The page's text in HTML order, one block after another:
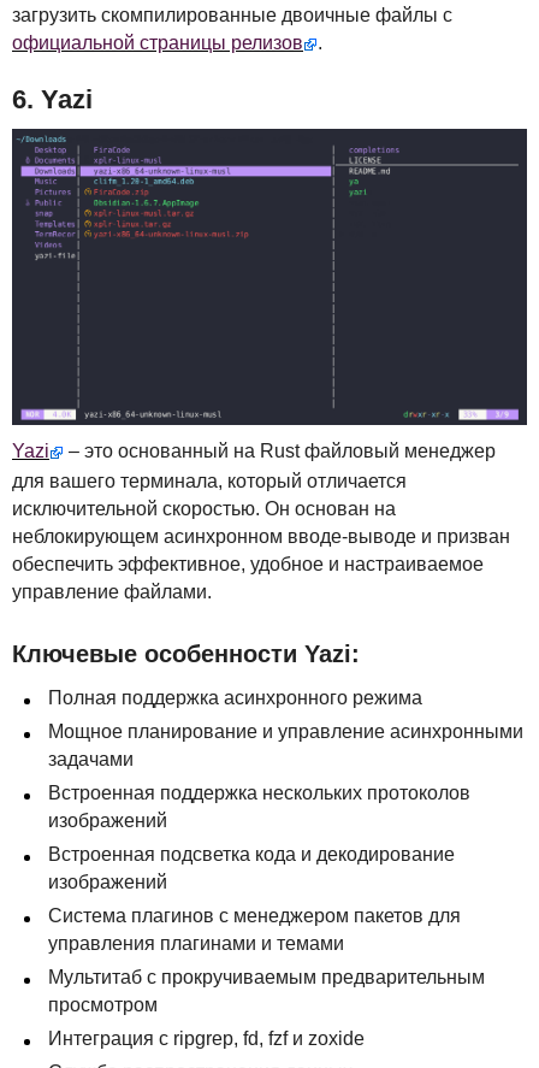
загрузить скомпилированные двоичные файлы с
официальной страницы релизов
.
6. Yazi
Yazi
– это основанный на Rust файловый менеджер
для вашего терминала, который отличается
исключительной скоростью. Он основан на
неблокирующем асинхронном вводе-выводе и призван
обеспечить эффективное, удобное и настраиваемое
управление файлами.
Ключевые особенности Yazi:
Полная поддержка асинхронного режима
Мощное планирование и управление асинхронными
задачами
Встроенная поддержка нескольких протоколов
изображений
Встроенная подсветка кода и декодирование
изображений
Система плагинов с менеджером пакетов для
управления плагинами и темами
Мультитаб с прокручиваемым предварительным
просмотром
Интеграция с ripgrep, fd, fzf и zoxide